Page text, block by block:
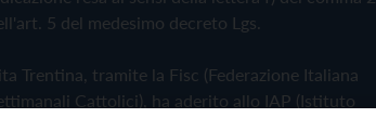
5 del medesimo decreto Lgs.
Trentina, tramite la Fisc (Federazione Italiana
Cattolici), ha aderito allo IAP (Istituto